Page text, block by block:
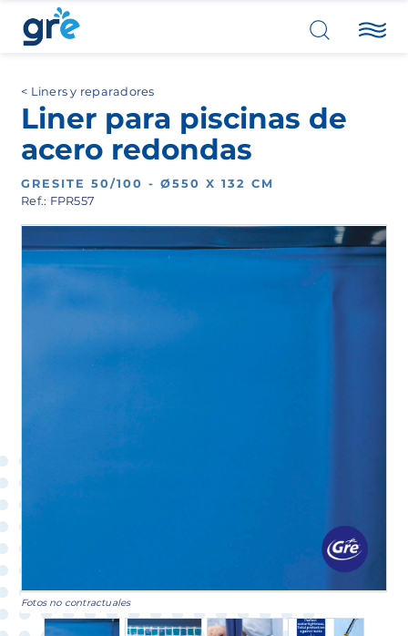
Liners y reparadores
Liner para piscinas de
acero redondas
GRESITE 50/100 - Ø550 X 132 CM
Ref.: FPR557
Fotos no contractuales